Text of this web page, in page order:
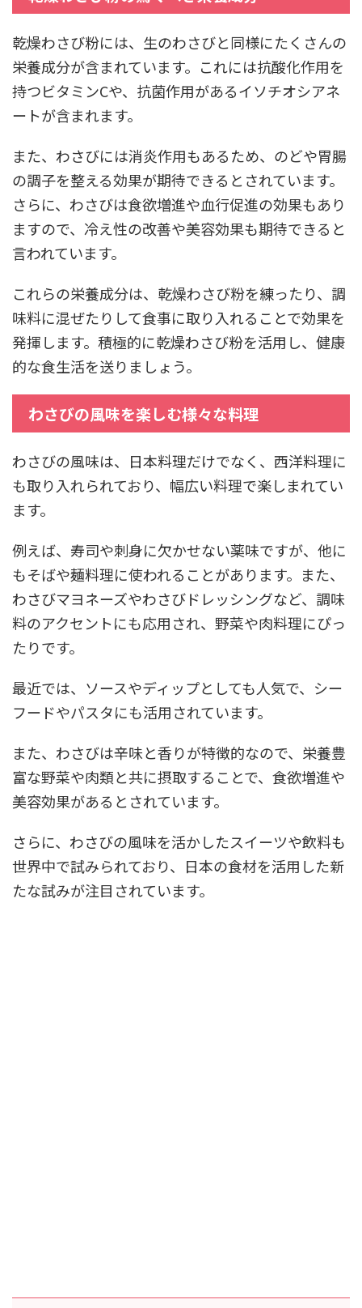
乾燥わさび粉には、生のわさびと同様にたくさんの
栄養成分が含まれています。これには抗酸化作用を
持つビタミンCや、抗菌作用があるイソチオシアネ
ートが含まれます。
また、わさびには消炎作用もあるため、のどや胃腸
の調子を整える効果が期待できるとされています。
さらに、わさびは食欲増進や血行促進の効果もあり
ますので、冷え性の改善や美容効果も期待できると
言われています。
これらの栄養成分は、乾燥わさび粉を練ったり、調
味料に混ぜたりして食事に取り入れることで効果を
発揮します。積極的に乾燥わさび粉を活用し、健康
的な食生活を送りましょう。
わさびの風味を楽しむ様々な料理
わさびの風味は、日本料理だけでなく、西洋料理に
も取り入れられており、幅広い料理で楽しまれてい
ます。
例えば、寿司や刺身に欠かせない薬味ですが、他に
もそばや麺料理に使われることがあります。また、
わさびマヨネーズやわさびドレッシングなど、調味
料のアクセントにも応用され、野菜や肉料理にぴっ
たりです。
最近では、ソースやディップとしても人気で、シー
フードやパスタにも活用されています。
また、わさびは辛味と香りが特徴的なので、栄養豊
富な野菜や肉類と共に摂取することで、食欲増進や
美容効果があるとされています。
さらに、わさびの風味を活かしたスイーツや飲料も
世界中で試みられており、日本の食材を活用した新
たな試みが注目されています。